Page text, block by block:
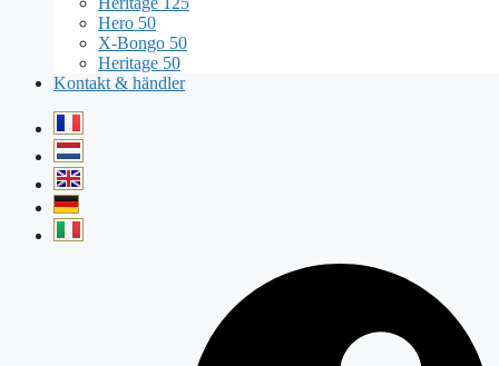
Hero 50
X-Bongo 50
Heritage 50
Kontakt & händler